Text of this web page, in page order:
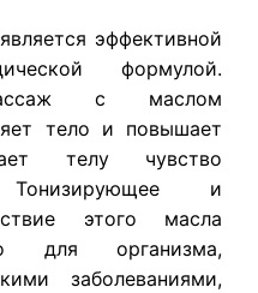
эффективной
формулой.
с маслом
тело и повышает
телу чувство
и
этого масла
для организма,
заболеваниями,